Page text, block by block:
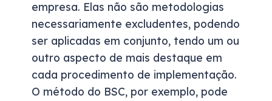
empresa. Elas não são metodologias
necessariamente excludentes, podendo
ser aplicadas em conjunto, tendo um ou
outro aspecto de mais destaque em
cada procedimento de implementação.
O método do BSC, por exemplo, pode